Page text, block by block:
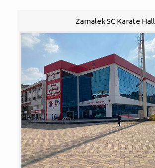
Zamalek SC Karate Hall